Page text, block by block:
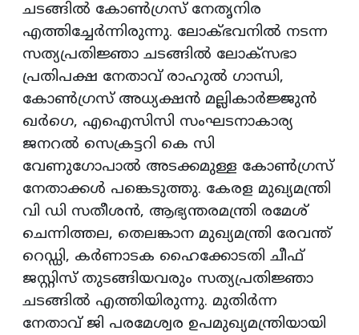
ചടങ്ങില്‍ കോണ്‍ഗ്രസ് നേതൃനിര
എത്തിച്ചേര്‍ന്നിരുന്നു. ലോക്ഭവനില്‍ നടന്ന
സത്യപ്രതിജ്ഞാ ചടങ്ങില്‍ ലോക്‌സഭാ
പ്രതിപക്ഷ നേതാവ് രാഹുല്‍ ഗാന്ധി,
കോണ്‍ഗ്രസ് അധ്യക്ഷന്‍ മല്ലികാര്‍ജ്ജുന്‍
ഖര്‍ഗെ, എഐസിസി സംഘടനാകാര്യ
ജനറല്‍ സെക്രട്ടറി കെ സി
വേണുഗോപാല്‍ അടക്കമുള്ള കോണ്‍ഗ്രസ്
നേതാക്കള്‍ പങ്കെടുത്തു. കേരള മുഖ്യമന്ത്രി
വി ഡി സതീശന്‍, ആഭ്യന്തരമന്ത്രി രമേശ്
ചെന്നിത്തല, തെലങ്കാന മുഖ്യമന്ത്രി രേവന്ത്
റെഡ്ഡി, കര്‍ണാടക ഹൈക്കോടതി ചീഫ്
ജസ്റ്റിസ് തുടങ്ങിയവരും സത്യപ്രതിജ്ഞാ
ചടങ്ങില്‍ എത്തിയിരുന്നു. മുതിര്‍ന്ന
നേതാവ് ജി പരമേശ്വര ഉപമുഖ്യമന്ത്രിയായി